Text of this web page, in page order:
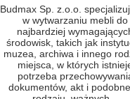
Budmax Sp. z.o.o.
w wytwarzaniu mebli do
najbardziej
środowisk, takich jak
muzea, archiwa i innego
miejsca, w których
potrzeba
dokumentów, akt i